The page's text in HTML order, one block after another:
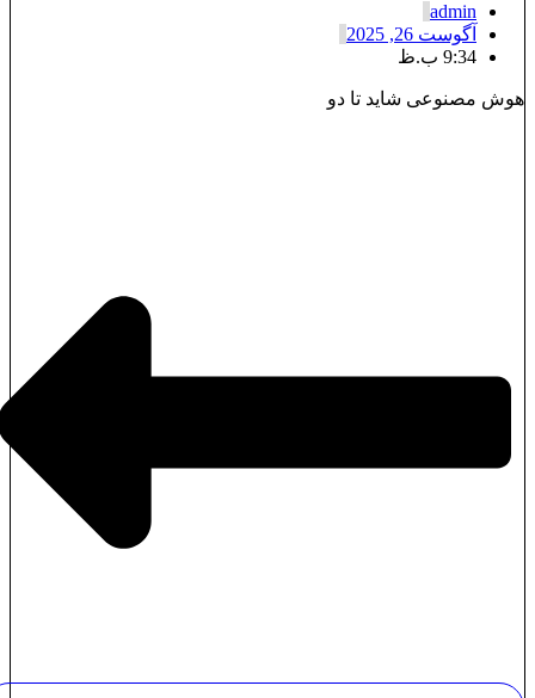
admin
آگوست 26, 2025
9:34 ب.ظ
مصنوعی شاید تا دو